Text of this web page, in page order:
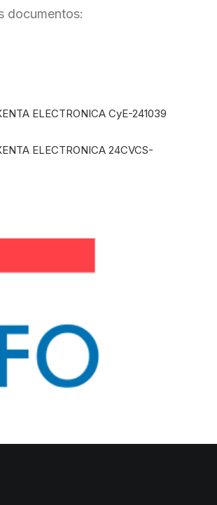
documentos:
ELECTRONICA CyE-241039
ELECTRONICA 24CVCS-